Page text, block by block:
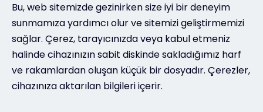
Bu, web sitemizde gezinirken size iyi bir deneyim
sunmamıza yardımcı olur ve sitemizi geliştirmemizi
sağlar. Çerez, tarayıcınızda veya kabul etmeniz
halinde cihazınızın sabit diskinde sakladığımız harf
ve rakamlardan oluşan küçük bir dosyadır. Çerezler,
cihazınıza aktarılan bilgileri içerir.